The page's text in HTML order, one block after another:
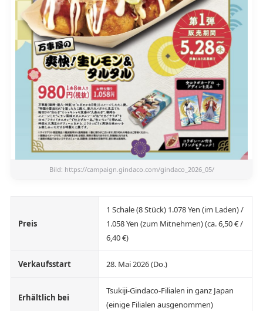
Bild: https://campaign.gindaco.com/gindaco_2026_05/
Preis
1 Schale (8 Stück) 1.078 Yen (im Laden) /
1.058 Yen (zum Mitnehmen) (ca. 6,50 € /
6,40 €)
Verkaufsstart 28. Mai 2026 (Do.)
Erhältlich bei
Tsukiji-Gindaco-Filialen in ganz Japan
(einige Filialen ausgenommen)